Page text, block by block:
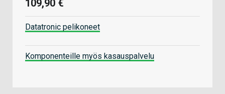
109,90 €
Datatronic pelikoneet
Komponenteille myös kasauspalvelu